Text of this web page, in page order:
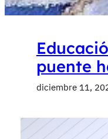
puente
diciembre 11,